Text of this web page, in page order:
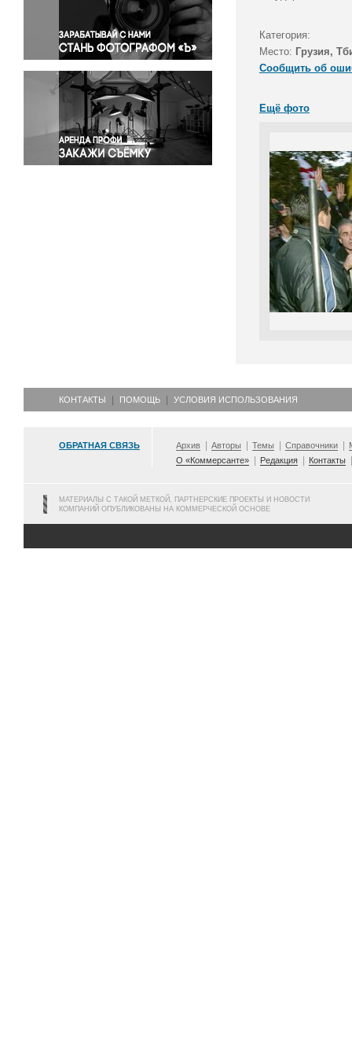
Правосудие
Происшествия и конфликты
Религия
Светская жизнь
Спорт
Экология
Экономика и бизнес
Категория:
Место: Грузия,
Сообщить об
Ещё фото
КОНТАКТЫ ПОМОЩЬ УСЛОВИЯ ИСПОЛЬЗОВАНИЯ
ОБРАТНАЯ СВЯЗЬ Архив Авторы Темы Справочники
О «Коммерсанте»
Редакция Контакты
МАТЕРИАЛЫ С ТАКОЙ МЕТКОЙ, ПАРТНЕРСКИЕ ПРОЕКТЫ И НОВОСТИ
КОМПАНИЙ ОПУБЛИКОВАНЫ НА КОММЕРЧЕСКОЙ ОСНОВЕ